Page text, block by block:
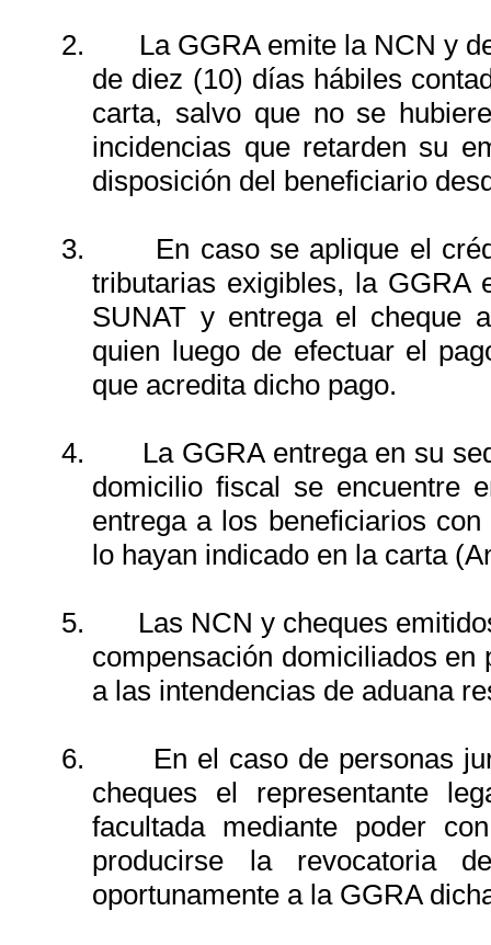
2.
La GGRA emite la NCN y
de diez (10) días hábiles
carta, salvo que no se
incidencias que retarden su
disposición del beneficiario
3.
En caso se aplique el
tributarias exigibles, la
SUNAT y entrega el cheque
quien luego de efectuar el
que acredita dicho pago.
4.
La GGRA entrega en su
domicilio fiscal se encuentre
entrega a los beneficiarios
lo hayan indicado en la carta
5.
Las NCN y cheques
compensación domiciliados
a las intendencias de aduana
6.
En el caso de personas
cheques el representante
facultada mediante poder con
producirse la revocatoria
oportunamente a la GGRA